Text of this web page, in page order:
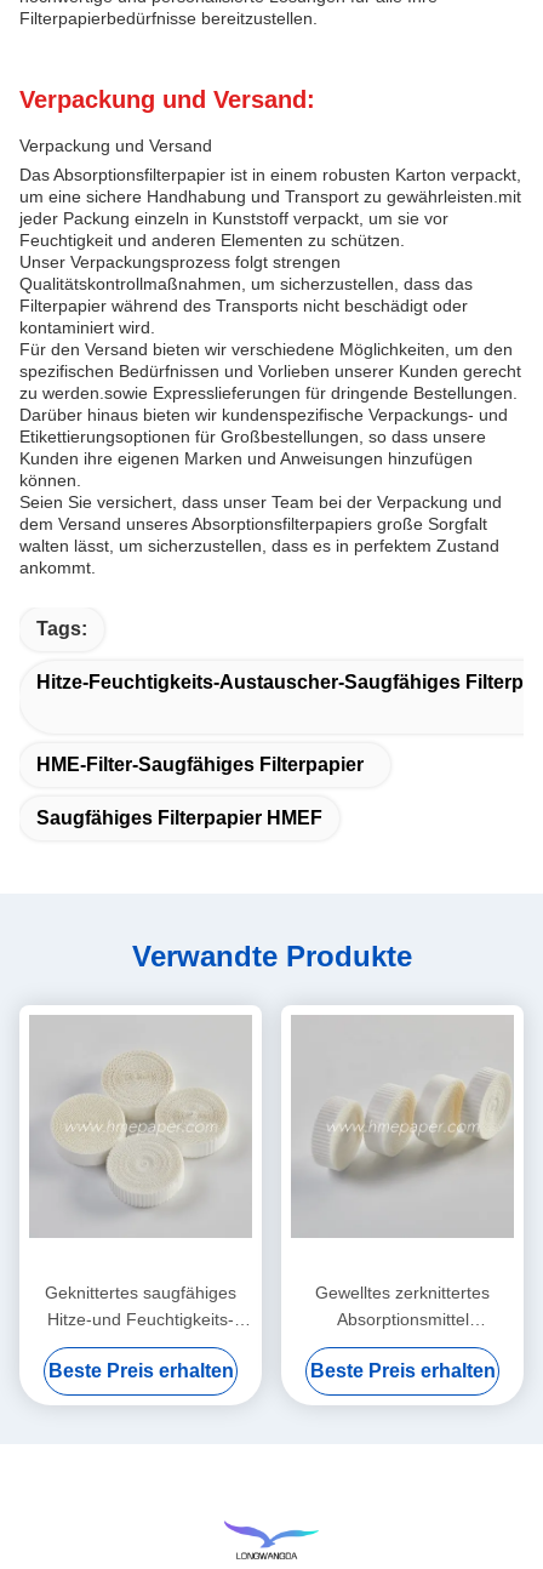
Filterpapierbedürfnisse bereitzustellen.
Verpackung und Versand:
Verpackung und Versand
Das Absorptionsfilterpapier ist in einem robusten Karton verpackt,
um eine sichere Handhabung und Transport zu gewährleisten.mit
jeder Packung einzeln in Kunststoff verpackt, um sie vor
Feuchtigkeit und anderen Elementen zu schützen.
Unser Verpackungsprozess folgt strengen
Qualitätskontrollmaßnahmen, um sicherzustellen, dass das
Filterpapier während des Transports nicht beschädigt oder
kontaminiert wird.
Für den Versand bieten wir verschiedene Möglichkeiten, um den
spezifischen Bedürfnissen und Vorlieben unserer Kunden gerecht
zu werden.sowie Expresslieferungen für dringende Bestellungen.
Darüber hinaus bieten wir kundenspezifische Verpackungs- und
Etikettierungsoptionen für Großbestellungen, so dass unsere
Kunden ihre eigenen Marken und Anweisungen hinzufügen
können.
Seien Sie versichert, dass unser Team bei der Verpackung und
dem Versand unseres Absorptionsfilterpapiers große Sorgfalt
walten lässt, um sicherzustellen, dass es in perfektem Zustand
ankommt.
Tags:
Hitze-Feuchtigkeits-Austauscher-Saugfähiges
HME-Filter-Saugfähiges Filterpapier
Saugfähiges Filterpapier HMEF
Verwandte Produkte
Geknittertes saugfähiges
Hitze-und Feuchtigkeits-
Austauscher-nass
Filterpapier-Element
Beste Preis erhalten
Gewelltes zerknittertes
Absorptionsmittel
Filterpapier-Hitze-und
Feuchtigkeits-Austausch
Beste Preis erhalten